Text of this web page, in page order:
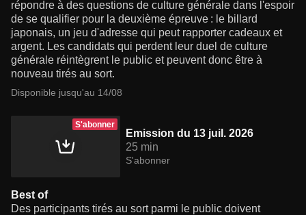
répondre à des questions de culture générale dans l'espoir
de se qualifier pour la deuxième épreuve : le billard
japonais, un jeu d'adresse qui peut rapporter cadeaux et
argent. Les candidats qui perdent leur duel de culture
générale réintègrent le public et peuvent donc être à
nouveau tirés au sort.
Disponible jusqu'au 14/08
S'abonner
Emission du 13 juil. 2026
25 min
S'abonner
Best of
Des participants tirés au sort parmi le public doivent